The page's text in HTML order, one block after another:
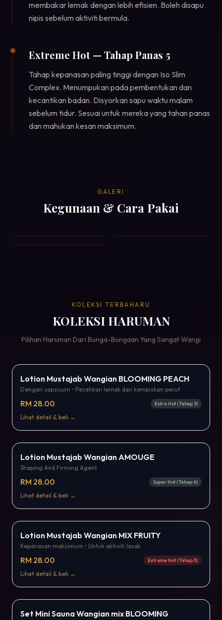
membakar lemak dengan lebih efisien. Boleh disapu
nipis sebelum aktiviti bermula.
Extreme Hot — Tahap Panas 5
Tahap kepanasan paling tinggi dengan Iso Slim
Complex. Menumpukan pada pembentukan dan
kecantikan badan. Disyorkan sapu waktu malam
sebelum tidur. Sesuai untuk mereka yang tahan panas
dan mahukan kesan maksimum.
GALERI
Kegunaan & Cara Pakai
KOLEKSI TERBAHARU
KOLEKSI HARUMAN
Pilihan Haruman Dari Bunga-Bungaan Yang Sangat Wangi
Popular
Lotion Mustajab Wangian BLOOMING PEACH
Dengan capsicum • Pecahkan lemak dan kempiskan perut
RM 28.00 Extra Hot (Tahap 3)
Lihat detail & beli →
Popular
Lotion Mustajab Wangian AMOUGE
Shaping And Firming Agent
RM 28.00 Super Hot (Tahap 4)
Lihat detail & beli →
Terbaru
Lotion Mustajab Wangian MIX FRUITY
Kepanasan maksimum • Untuk aktiviti lasak
RM 28.00 Extreme Hot (Tahap 5)
Lihat detail & beli →
Bestseller
Set Mini Sauna Wangian mix BLOOMING